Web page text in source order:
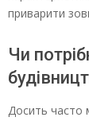
приварити
Чи
Досить часто